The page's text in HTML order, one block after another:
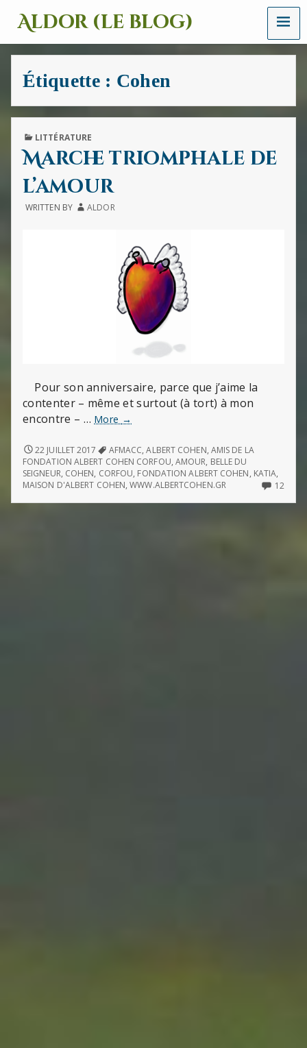
Aldor (le blog)
Un
site
avec
des
des
images
et
des
sons
MENU
Étiquette : Cohen
PUBLISHED
LITTÉRATURE
Marche triomphale de
l’amour
WRITTEN BY ALDOR
Pour son anniversaire, parce que j’aime la
contenter – même et surtout (à tort) à mon
encontre – … More Marche
de
l’amour
→
MARCHE
TRIOMPHALE
DE
L’AMOUR
22 JUILLET 2017 AFMACC,ALBERT COHEN, AMIS DE LA
FONDATION ALBERT COHEN CORFOU, AMOUR, BELLE DU
SEIGNEUR, COHEN, CORFOU, FONDATION ALBERT COHEN, KATIA,
MAISON D'ALBERT COHEN,WWW.ALBERTCOHEN.GR 12